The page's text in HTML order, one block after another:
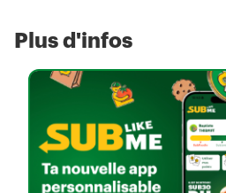
Plus d'infos